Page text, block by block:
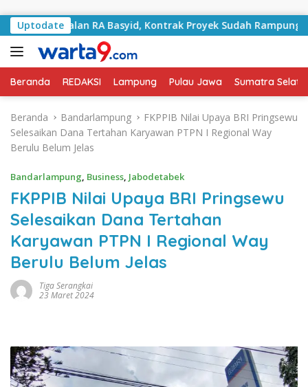
Uptodate
Jalan RA Basyid, Kontrak Proyek Sudah Rampung
Beranda REDAKSI Lampung Pulau Jawa Sumatra
Beranda Bandarlampung
FKPPIB Nilai Upaya BRI Pringsewu
Selesaikan Dana Tertahan Karyawan PTPN I Regional Way
Berulu Belum Jelas
Bandarlampung, Business, Jabodetabek
FKPPIB Nilai Upaya BRI Pringsewu
Selesaikan Dana Tertahan
Karyawan PTPN I Regional Way
Berulu Belum Jelas
Tiga Serangkai
23 Maret 2024